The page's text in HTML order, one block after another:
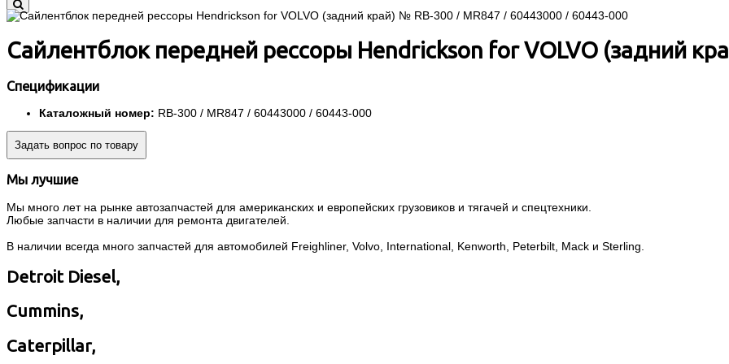
Сайлентблок передней рессоры Hendrickson for VOLVO (задний
Спецификации
Каталожный номер: RB-300 / MR847 / 60443000 / 60443-000
Задать вопрос по товару
Мы лучшие
Мы много лет на рынке автозапчастей для американских и европейских грузовиков и тягачей и спецтехники.
Любые запчасти в наличии для ремонта двигателей.
В наличии всегда много запчастей для автомобилей Freighliner, Volvo, International, Kenworth, Peterbilt, Mack и Sterling.
Detroit Diesel,
Cummins,
Caterpillar,